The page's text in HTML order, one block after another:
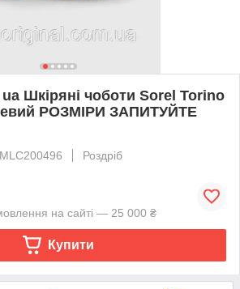
Шкіряні чоботи Sorel Torino
РОЗМІРИ ЗАПИТУЙТЕ
Роздріб
на сайті — 25 000 ₴
Купити